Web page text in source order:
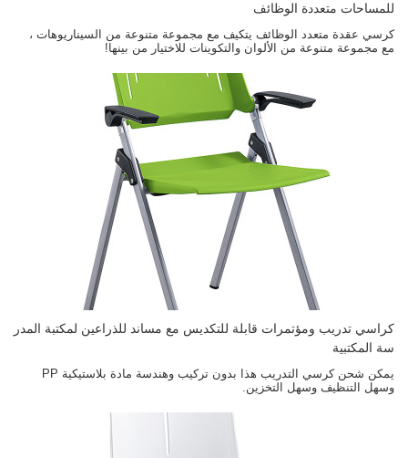
للمساحات متعددة الوظائف
كرسي عقدة متعدد الوظائف يتكيف مع مجموعة متنوعة من السيناريوهات ،
مع مجموعة متنوعة من الألوان والتكوينات للاختيار من بينها!
كراسي تدريب ومؤتمرات قابلة للتكديس مع مساند للذراعين لمكتبة المدر
سة المكتبية
يمكن شحن كرسي التدريب هذا بدون تركيب وهندسة مادة بلاستيكية PP
وسهل التنظيف وسهل التخزين.